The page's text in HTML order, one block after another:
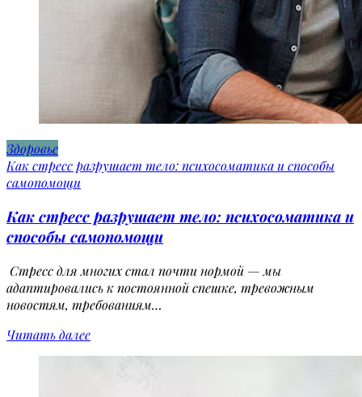
Здоровье
Как стресс разрушает тело: психосоматика и способы
самопомощи
Как стресс разрушает тело: психосоматика и
способы самопомощи
Стресс для многих стал почти нормой — мы
адаптировались к постоянной спешке, тревожным
новостям, требованиям…
Читать далее